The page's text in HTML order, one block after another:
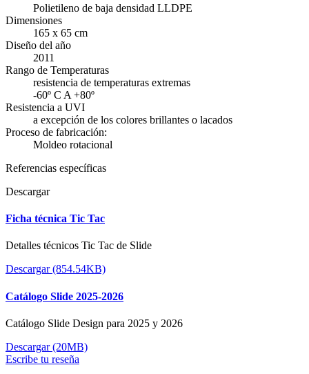
Polietileno de baja densidad LLDPE
Dimensiones
165 x 65 cm
Diseño del año
2011
Rango de Temperaturas
resistencia de temperaturas extremas
-60º C A +80º
Resistencia a UVI
a excepción de los colores brillantes o lacados
Proceso de fabricación:
Moldeo rotacional
Referencias específicas
Descargar
Ficha técnica Tic Tac
Detalles técnicos Tic Tac de Slide
Descargar (854.54KB)
Catálogo Slide 2025-2026
Catálogo Slide Design para 2025 y 2026
Descargar (20MB)
Escribe tu reseña